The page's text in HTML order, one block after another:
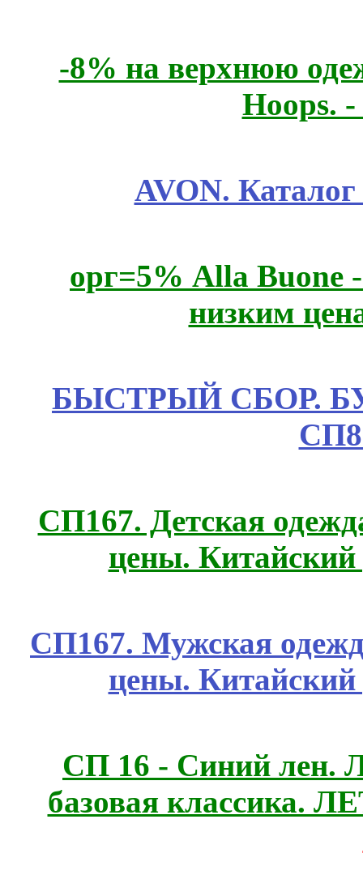
-8% на верхнюю
Hoops.
AVON.
орг=5% Alla Buone
низким
БЫСТРЫЙ СБОР.
СП167. Детская
цены.
СП167. Мужская
цены.
СП 16 - Синий лен.
базовая